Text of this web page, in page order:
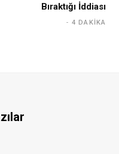
Bıraktığı İddiası
4 DAKIKA